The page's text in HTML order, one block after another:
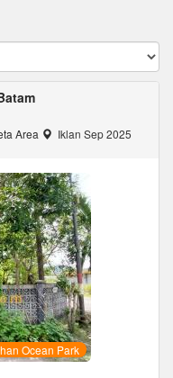
Area Iklan Sep 2025
Ocean Park